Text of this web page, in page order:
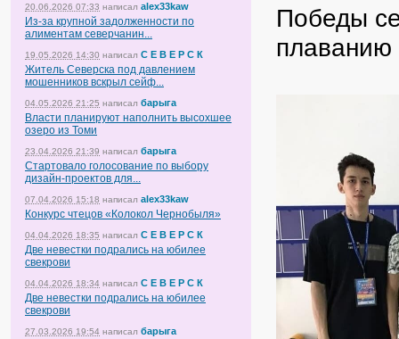
20.06.2026 07:33 написал alex33kaw
Из-за крупной задолженности по
алиментам северчанин...
19.05.2026 14:30 написал С Е В Е Р С К
Житель Северска под давлением
мошенников вскрыл сейф...
04.05.2026 21:25 написал барыга
Власти планируют наполнить высохшее
озеро из Томи
23.04.2026 21:39 написал барыга
Стартовало голосование по выбору
дизайн-проектов для...
07.04.2026 15:18 написал alex33kaw
Конкурс чтецов «Колокол Чернобыля»
04.04.2026 18:35 написал С Е В Е Р С К
Две невестки подрались на юбилее
свекрови
04.04.2026 18:34 написал С Е В Е Р С К
Две невестки подрались на юбилее
свекрови
27.03.2026 19:54 написал барыга
Победы
плаванию